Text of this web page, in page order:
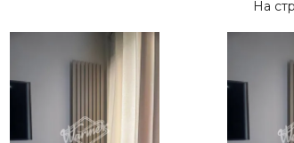
На